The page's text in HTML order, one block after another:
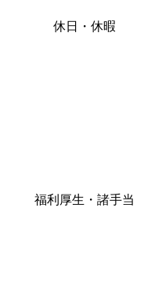
休日・休暇
福利厚生・諸手当